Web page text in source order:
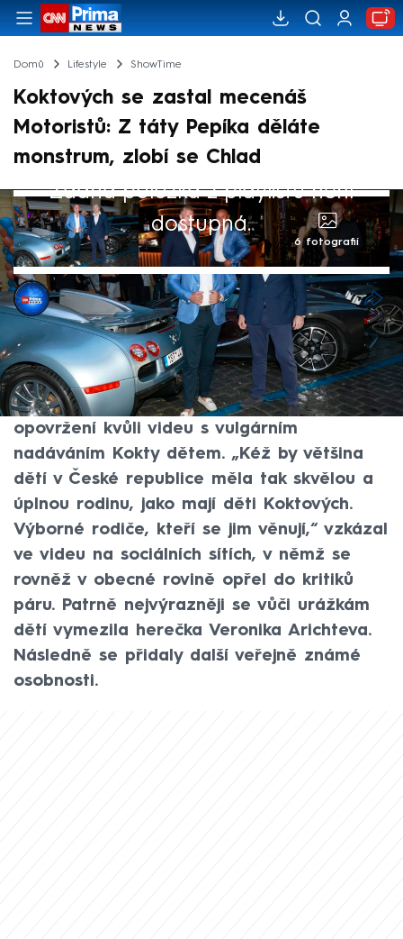
Domů Lifestyle ShowTime
Koktových se zastal mecenáš
Motoristů: Z táty Pepíka děláte
monstrum, zlobí se Chlad
Žádná položka z playlistu není
dostupná.
6 fotografií
CNN Prima NEWS
30. dub 2026, 21:25
Miliardář a sponzor Motoristů Richard
Chlad se zastal Josefa a Ornelly Koktových,
kteří v posledních dnech čelí smršti
opovržení kvůli videu s vulgárním
nadáváním Kokty dětem. „Kéž by většina
dětí v České republice měla tak skvělou a
úplnou rodinu, jako mají děti Koktových.
Výborné rodiče, kteří se jim věnují,“ vzkázal
ve videu na sociálních sítích, v němž se
rovněž v obecné rovině opřel do kritiků
páru. Patrně nejvýrazněji se vůči urážkám
dětí vymezila herečka Veronika Arichteva.
Následně se přidaly další veřejně známé
osobnosti.